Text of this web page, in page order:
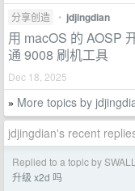
分享创造 • jdjingdian
用 macOS 的 AOSP
通 9008 刷机工具
Dec 18, 2025
» More topics by
jdjingdian's recent
Replied to a topic by
升级 x2d 吗